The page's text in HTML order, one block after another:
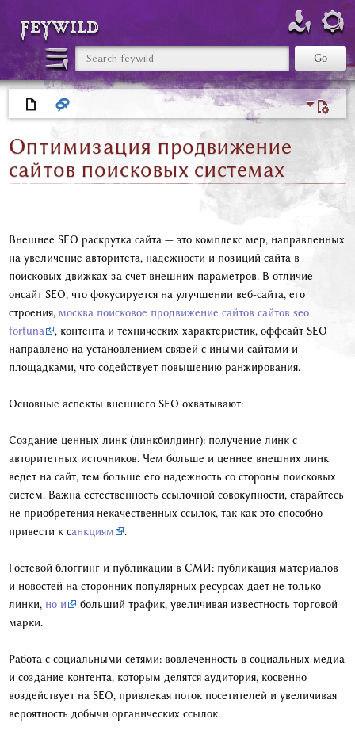
feywild
Оптимизация продвижение
сайтов поисковых системах
Внешнее SEO раскрутка сайта — это комплекс мер, направленных
на увеличение авторитета, надежности и позиций сайта в
поисковых движках за счет внешних параметров. В отличие
онсайт SEO, что фокусируется на улучшении веб-сайта, его
строения, москва поисковое продвижение сайтов сайтов seo
fortuna
, контента и технических характеристик, оффсайт SEO
направлено на установлением связей с иными сайтами и
площадками, что содействует повышению ранжирования.
Основные аспекты внешнего SEO охватывают:
Создание ценных линк (линкбилдинг): получение линк с
авторитетных источников. Чем больше и ценнее внешних линк
ведет на сайт, тем больше его надежность со стороны поисковых
систем. Важна естественность ссылочной совокупности, старайтесь
не приобретения некачественных ссылок, так как это способно
привести к санкциям .
Гостевой блоггинг и публикации в СМИ: публикация материалов
и новостей на сторонних популярных ресурсах дает не только
линки, но и
больший трафик, увеличивая известность торговой
марки.
Работа с социальными сетями: вовлеченность в социальных медиа
и создание контента, которым делятся аудитория, косвенно
воздействует на SEO, привлекая поток посетителей и увеличивая
вероятность добычи органических ссылок.